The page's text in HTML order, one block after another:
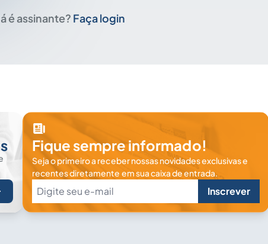
é assinante? Faça login
Fique sempre informado!
Seja o primeiro a receber nossas novidades exclusivas e
recentes diretamente em sua caixa de entrada.
Inscrever